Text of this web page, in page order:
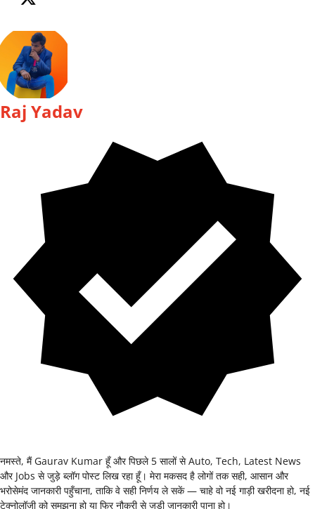
Raj Yadav
नमस्ते, मैं Gaurav Kumar हूँ और पिछले 5 सालों से Auto, Tech, Latest News
और Jobs से जुड़े ब्लॉग पोस्ट लिख रहा हूँ। मेरा मकसद है लोगों तक सही, आसान और
भरोसेमंद जानकारी पहुँचाना, ताकि वे सही निर्णय ले सकें — चाहे वो नई गाड़ी खरीदना हो, नई
टेक्नोलॉजी को समझना हो या फिर नौकरी से जुड़ी जानकारी पाना हो।